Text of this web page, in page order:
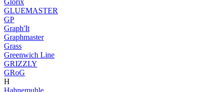
Glorix
GLUEMASTER
GP
Graph'It
Graphmaster
Grass
Greenwich Line
GRIZZLY
GRoG
H
Hahnemuhle